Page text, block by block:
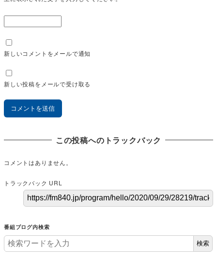
新しいコメントをメールで通知
新しい投稿をメールで受け取る
この投稿へのトラックバック
コメントはありません。
トラックバック URL
番組ブログ内検索
検索